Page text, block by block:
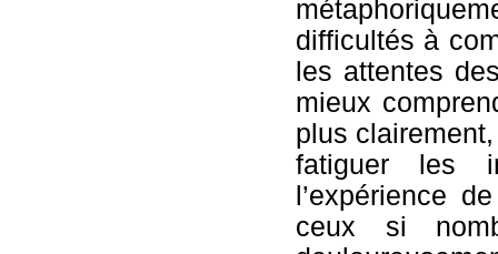
difficultés à
les attentes
mieux
plus
fatiguer les
l’expérience
ceux si